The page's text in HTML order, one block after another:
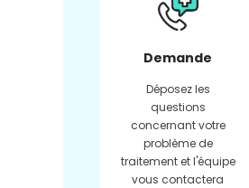
Demande
Déposez les
questions
concernant votre
problème de
traitement et l'équipe
vous contactera